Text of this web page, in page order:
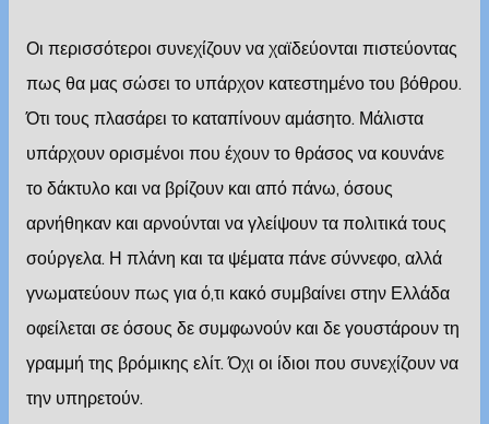
Οι περισσότεροι συνεχίζουν να χαϊδεύονται πιστεύοντας
πως θα μας σώσει το υπάρχον κατεστημένο του βόθρου.
Ότι τους πλασάρει το καταπίνουν αμάσητο. Μάλιστα
υπάρχουν ορισμένοι που έχουν το θράσος να κουνάνε
το δάκτυλο και να βρίζουν και από πάνω, όσους
αρνήθηκαν και αρνούνται να γλείψουν τα πολιτικά τους
σούργελα. Η πλάνη και τα ψέματα πάνε σύννεφο, αλλά
γνωματεύουν πως για ό,τι κακό συμβαίνει στην Ελλάδα
οφείλεται σε όσους δε συμφωνούν και δε γουστάρουν τη
γραμμή της βρόμικης ελίτ. Όχι οι ίδιοι που συνεχίζουν να
την υπηρετούν.